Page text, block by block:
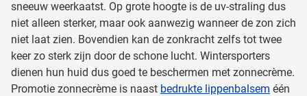
sneeuw weerkaatst. Op grote hoogte is de uv-straling dus
niet alleen sterker, maar ook aanwezig wanneer de zon zich
niet laat zien. Bovendien kan de zonkracht zelfs tot twee
keer zo sterk zijn door de schone lucht. Wintersporters
dienen hun huid dus goed te beschermen met zonnecrème.
Promotie zonnecrème is naast bedrukte lippenbalsem één